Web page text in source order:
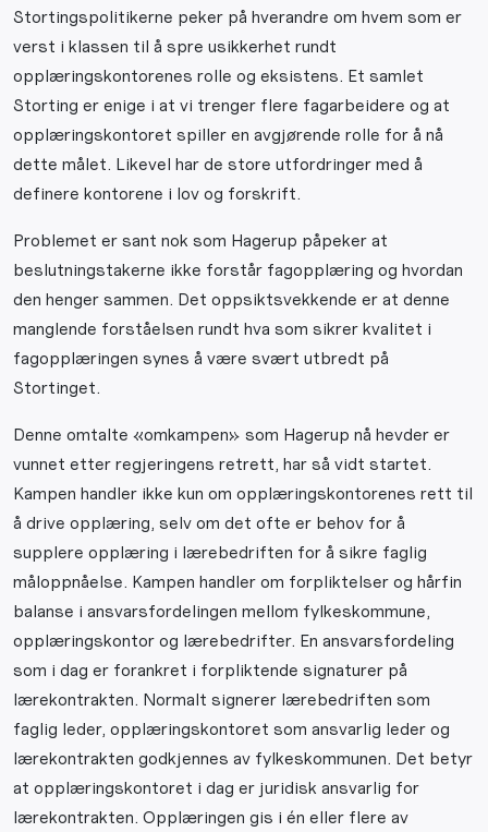
Stortingspolitikerne peker på hverandre om hvem som er
verst i klassen til å spre usikkerhet rundt
opplæringskontorenes rolle og eksistens. Et samlet
Storting er enige i at vi trenger flere fagarbeidere og at
opplæringskontoret spiller en avgjørende rolle for å nå
dette målet. Likevel har de store utfordringer med å
definere kontorene i lov og forskrift.
Problemet er sant nok som Hagerup påpeker at
beslutningstakerne ikke forstår fagopplæring og hvordan
den henger sammen. Det oppsiktsvekkende er at denne
manglende forståelsen rundt hva som sikrer kvalitet i
fagopplæringen synes å være svært utbredt på
Stortinget.
Denne omtalte «omkampen» som Hagerup nå hevder er
vunnet etter regjeringens retrett, har så vidt startet.
Kampen handler ikke kun om opplæringskontorenes rett til
å drive opplæring, selv om det ofte er behov for å
supplere opplæring i lærebedriften for å sikre faglig
måloppnåelse. Kampen handler om forpliktelser og hårfin
balanse i ansvarsfordelingen mellom fylkeskommune,
opplæringskontor og lærebedrifter. En ansvarsfordeling
som i dag er forankret i forpliktende signaturer på
lærekontrakten. Normalt signerer lærebedriften som
faglig leder, opplæringskontoret som ansvarlig leder og
lærekontrakten godkjennes av fylkeskommunen. Det betyr
at opplæringskontoret i dag er juridisk ansvarlig for
lærekontrakten. Opplæringen gis i én eller flere av